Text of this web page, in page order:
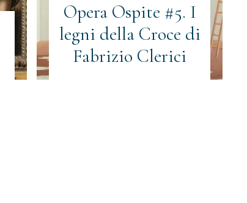
Opera Ospite #5. I
legni della Croce di
Fabrizio Clerici